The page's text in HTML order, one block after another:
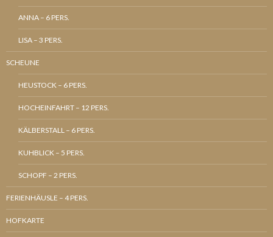
ANNA – 6 PERS.
LISA – 3 PERS.
SCHEUNE
HEUSTOCK – 6 PERS.
HOCHEINFAHRT – 12 PERS.
KÄLBERSTALL – 6 PERS.
KUHBLICK – 5 PERS.
SCHOPF – 2 PERS.
FERIENHÄUSLE – 4 PERS.
HOFKARTE